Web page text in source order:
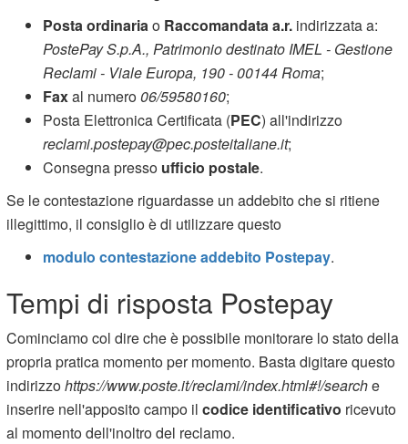
Posta ordinaria o Raccomandata a.r. indirizzata a:
PostePay S.p.A., Patrimonio destinato IMEL - Gestione
Reclami - Viale Europa, 190 - 00144 Roma;
Faxal numero06/59580160;
Posta Elettronica Certificata (PEC) all'indirizzo
reclami.postepay@pec.posteitaliane.it;
Consegna presso ufficio postale.
Se le contestazione riguardasse un addebito che si ritiene
illegittimo, il consiglio è di utilizzare questo
modulo contestazione addebito Postepay.
Tempi di risposta Postepay
Cominciamo col dire che è possibile monitorare lo stato della
propria pratica momento per momento. Basta digitare questo
indirizzohttps://www.poste.it/reclami/index.html#!/searche
inserire nell'apposito campo ilcodice identificativo ricevuto
al momento dell'inoltro del reclamo.